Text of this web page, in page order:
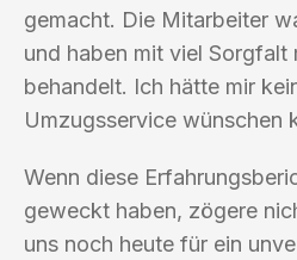
gemacht. Die Mitarbeiter
und haben mit viel Sorgfalt
behandelt. Ich hätte mir
Umzugsservice wünschen
Wenn diese
geweckt haben, zögere
uns noch heute für ein